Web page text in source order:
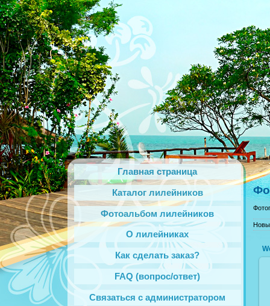
Главная страница
Каталог лилейников
Фотоальбом лилейников
О лилейниках
Как сделать заказ?
FAQ (вопрос/ответ)
Связаться с администратором